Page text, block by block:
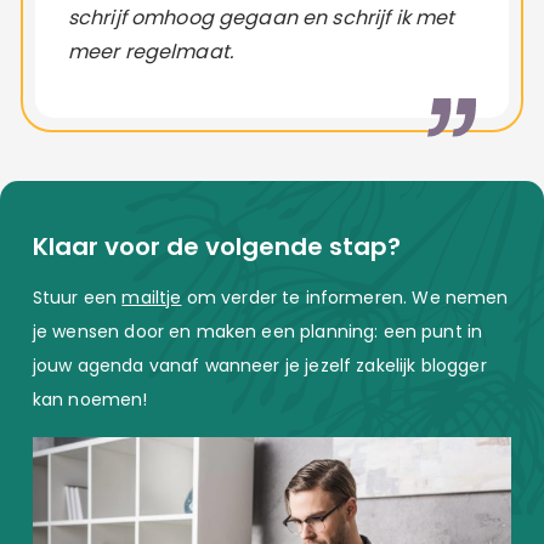
schrijf omhoog gegaan en schrijf ik met
meer regelmaat.
Klaar voor de volgende stap?
Stuur eenmailtje om verder te informeren. We nemen
je wensen door en maken een planning: een punt in
jouw agenda vanaf wanneer je jezelf zakelijk blogger
kan noemen!